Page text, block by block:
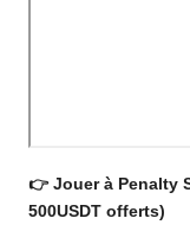
👉 Jouer à Penalty
500USDT offerts)